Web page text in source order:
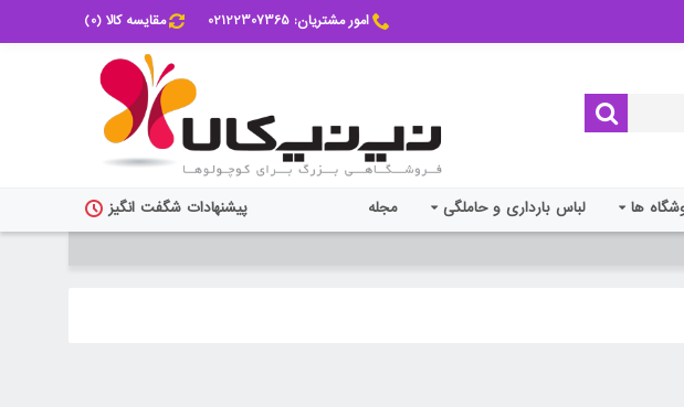
امور مشتریان: 02122307365 مقایسه کالا (0
)
پیشنهادات شگفت انگیز ها لباس بارداری و حاملگی مجله